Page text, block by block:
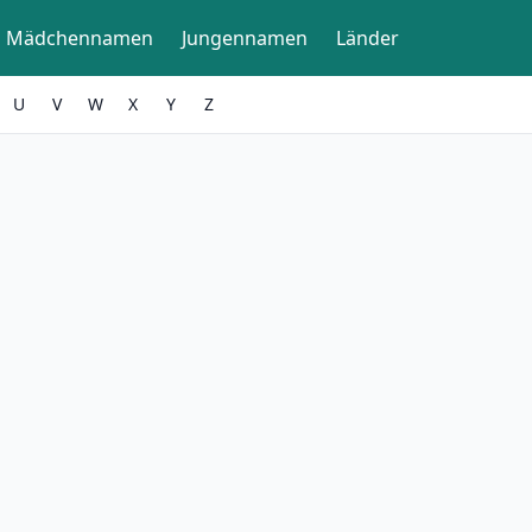
Mädchennamen Jungennamen Länder
U V W X Y Z